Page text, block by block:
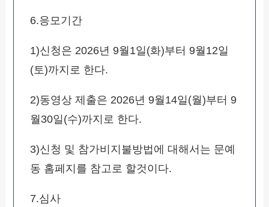
6.응모기간
1)신청은 2026년 9월1일(화)부터 9월12일
(토)까지로 한다.
2)동영상 제출은 2026년 9월14일(월)부터 9
월30일(수)까지로 한다.
3)신청 및 참가비지불방법에 대해서는 문예
동 홈페지를 참고로 할것이다.
7.심사